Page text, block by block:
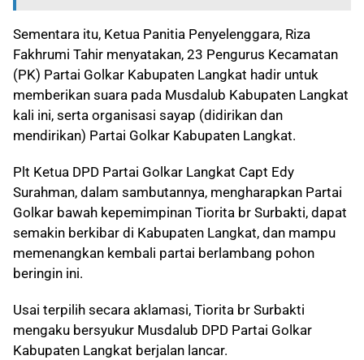
Sementara itu, Ketua Panitia Penyelenggara, Riza
Fakhrumi Tahir menyatakan, 23 Pengurus Kecamatan
(PK) Partai Golkar Kabupaten Langkat hadir untuk
memberikan suara pada Musdalub Kabupaten Langkat
kali ini, serta organisasi sayap (didirikan dan
mendirikan) Partai Golkar Kabupaten Langkat.
Plt Ketua DPD Partai Golkar Langkat Capt Edy
Surahman, dalam sambutannya, mengharapkan Partai
Golkar bawah kepemimpinan Tiorita br Surbakti, dapat
semakin berkibar di Kabupaten Langkat, dan mampu
memenangkan kembali partai berlambang pohon
beringin ini.
Usai terpilih secara aklamasi, Tiorita br Surbakti
mengaku bersyukur Musdalub DPD Partai Golkar
Kabupaten Langkat berjalan lancar.